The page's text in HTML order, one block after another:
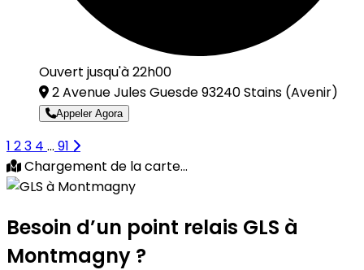
Ouvert jusqu'à 22h00
2 Avenue Jules Guesde 93240 Stains (Avenir)
Appeler Agora
1 23 4 ... 91
Chargement de la carte...
Besoin d’un point relais GLS à
Montmagny ?